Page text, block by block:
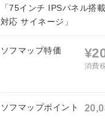
「75インチ IPSパネル搭
対応 サイネージ」
ソフマップ特価
消費
ソフマップポイント